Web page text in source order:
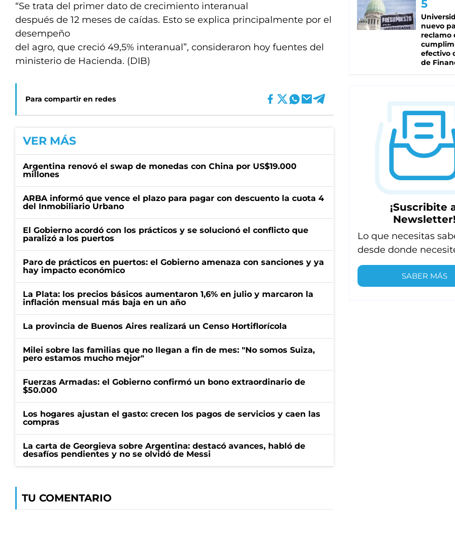
“Se trata del primer dato de crecimiento interanual
después de 12 meses de caídas. Esto se explica principalmente por el
desempeño
del agro, que creció 49,5% interanual”, consideraron hoy fuentes del
ministerio de Hacienda. (DIB)
Para compartir en redes
VER MÁS
Argentina renovó el swap de monedas con China por US$19.000
millones
ARBA informó que vence el plazo para pagar con descuento la cuota 4
del Inmobiliario Urbano
El Gobierno acordó con los prácticos y se solucionó el conflicto que
paralizó a los puertos
Paro de prácticos en puertos: el Gobierno amenaza con sanciones y ya
hay impacto económico
La Plata: los precios básicos aumentaron 1,6% en julio y marcaron la
inflación mensual más baja en un año
La provincia de Buenos Aires realizará un Censo Hortiflorícola
Milei sobre las familias que no llegan a fin de mes: "No somos Suiza,
pero estamos mucho mejor"
Fuerzas Armadas: el Gobierno confirmó un bono extraordinario de
$50.000
Los hogares ajustan el gasto: crecen los pagos de servicios y caen las
compras
La carta de Georgieva sobre Argentina: destacó avances, habló de
desafíos pendientes y no se olvidó de Messi
TU COMENTARIO
nuevo
reclamo
efectivo
de
¡Suscribite
Newsletter!
Lo que necesitas
desde donde
SABER MÁS